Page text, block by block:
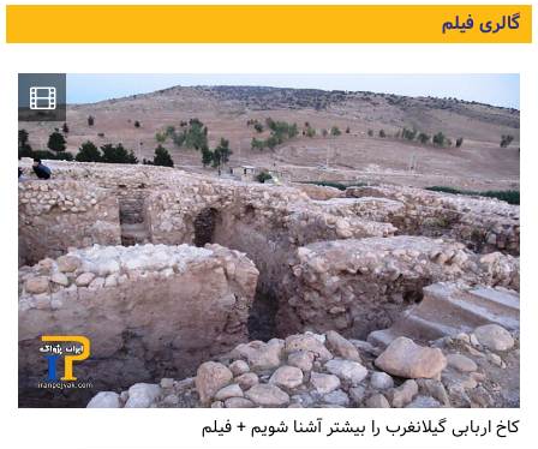
گالری فیلم
کاخ اربابی گیلانغرب را بیشتر آشنا شویم + فیلم